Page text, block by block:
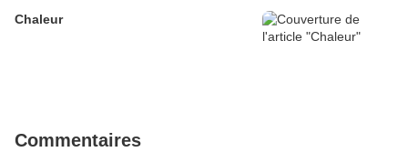
Chaleur
Commentaires